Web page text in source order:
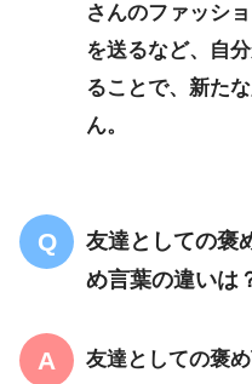
さんのファッシ
を送るなど、自
ることで、新た
ん。
友達としての褒
め言葉の違いは
友達としての褒